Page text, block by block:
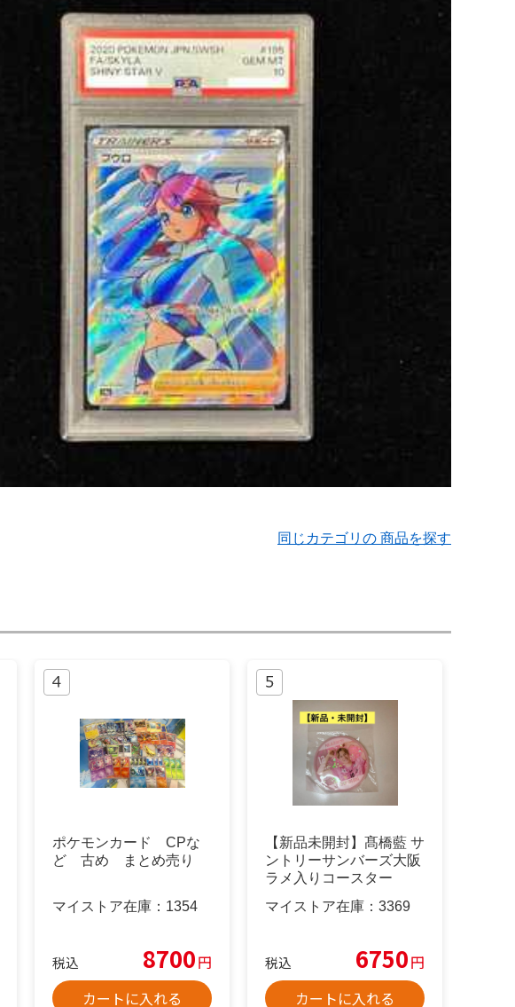
同じカテゴリの 商品を探す
ポケモンカード CPな
ど 古め まとめ売り
マイストア在庫： 1354
税込 8700円
カートに入れる
【新品未開封】髙橋藍 サ
ントリーサンバーズ大阪
ラメ入りコースター
マイストア在庫： 3369
税込 6750円
カートに入れる